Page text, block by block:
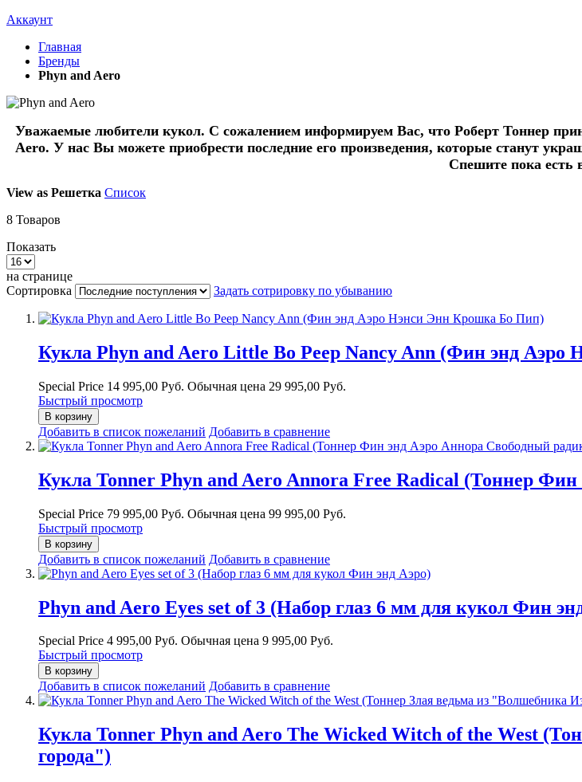
Аккаунт
Главная
Бренды
Phyn and Aero
Уважаемые любители кукол. С сожалением информируем Вас, что Роберт Тоннер
Aero. У нас Вы можете приобрести последние его произведения, которые станут
Спешите пока есть
View as Решетка Список
8 Товаров
Показать
на странице
Сортировка
Задать сотрировку по убыванию
Кукла Phyn and Aero Little Bo Peep Nancy Ann (Фин энд
Special Price 14 995,00 Руб. Обычная цена 29 995,00 Руб.
Быстрый просмотр
В корзину
Добавить в список пожеланий Добавить в сравнение
Кукла Tonner Phyn and Aero Annora Free Radical (Тоннер
Special Price 79 995,00 Руб. Обычная цена 99 995,00 Руб.
Быстрый просмотр
В корзину
Добавить в список пожеланий Добавить в сравнение
Phyn and Aero Eyes set of 3 (Набор глаз 6 мм для кукол Фин
Special Price 4 995,00 Руб. Обычная цена 9 995,00 Руб.
Быстрый просмотр
В корзину
Добавить в список пожеланий Добавить в сравнение
Кукла Tonner Phyn and Aero The Wicked Witch of the West
города")